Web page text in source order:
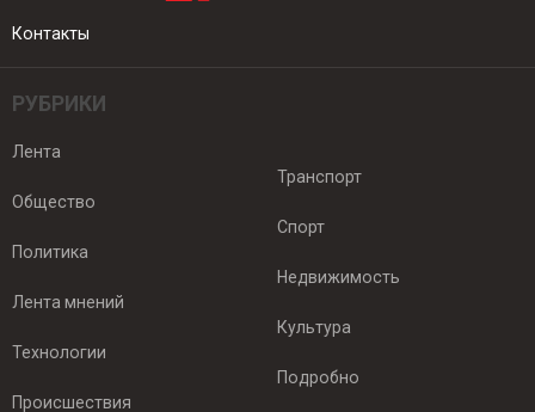
Контакты
РУБРИКИ
Лента
Общество
Политика
Лента мнений
Технологии
Происшествия
Транспорт
Спорт
Недвижимость
Культура
Подробно